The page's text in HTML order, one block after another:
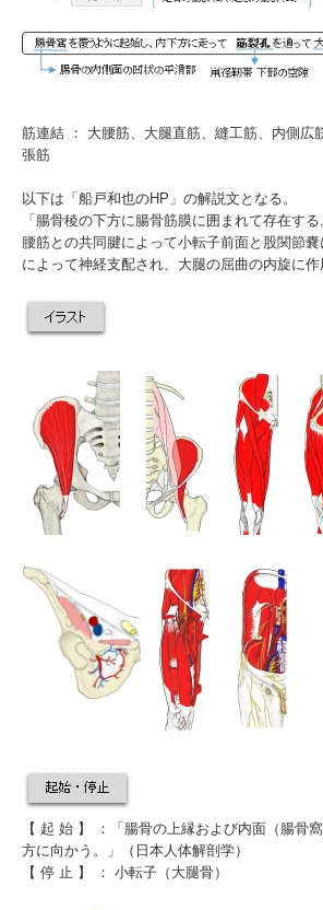
筋連結 ： 大腰筋、 大腿直筋、 縫工筋、 内側広
張筋
以下は「 船戸和也のHP 」の解説文となる。
「腸骨稜の下方に腸骨筋膜に囲まれて存在す
腰筋との共同腱によって小転子前面と股関節
によって神経支配され、大腿の屈曲の内旋に作
【 起 始 】 ：「 腸骨の上縁および内面（ 腸骨窩
方に向かう。」（日本人体解剖学）
【 停 止 】 ： 小転子（ 大腿骨）